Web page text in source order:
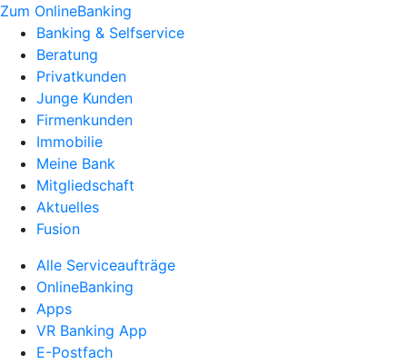
Zum OnlineBanking
Banking & Selfservice
Beratung
Privatkunden
Junge Kunden
Firmenkunden
Immobilie
Meine Bank
Mitgliedschaft
Aktuelles
Fusion
Alle Serviceaufträge
OnlineBanking
Apps
VR Banking App
E-Postfach